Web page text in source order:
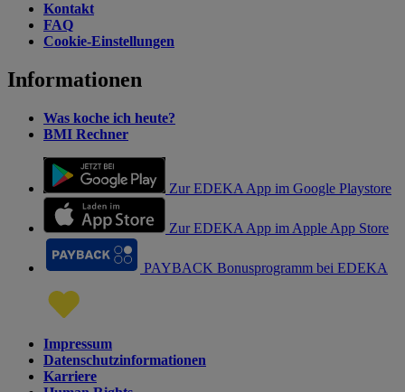
Kontakt
FAQ
Cookie-Einstellungen
Informationen
Was koche ich heute?
BMI Rechner
Zur EDEKA App im Google Playstore
Zur EDEKA App im Apple App Store
PAYBACK Bonusprogramm bei EDEKA
Impressum
Datenschutzinformationen
Karriere